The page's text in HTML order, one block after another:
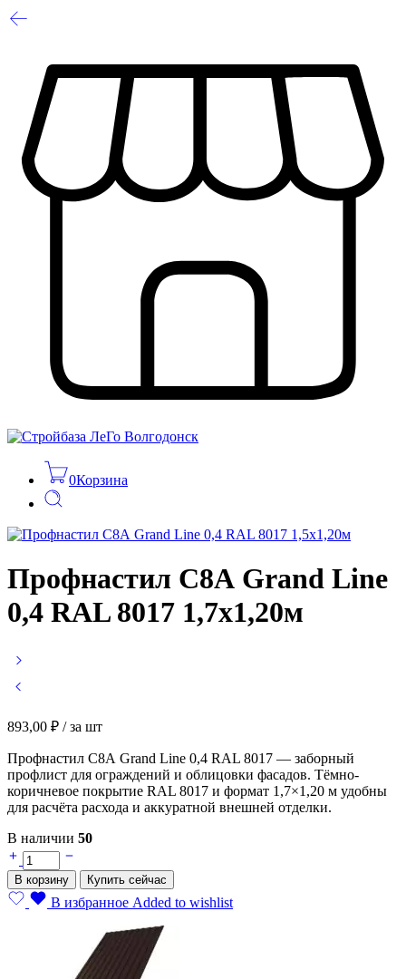
0Корзина
Профнастил С8А Grand Line
0,4 RAL 8017 1,7х1,20м
893,00 ₽ / за шт
Профнастил С8А Grand Line 0,4 RAL 8017 — заборный
профлист для ограждений и облицовки фасадов. Тёмно-
коричневое покрытие RAL 8017 и формат 1,7×1,20 м удобны
для расчёта расхода и аккуратной внешней отделки.
В наличии 50
Профнастил
С8А
Grand
Line
В корзину Купить сейчас
В избранное Added to wishlist